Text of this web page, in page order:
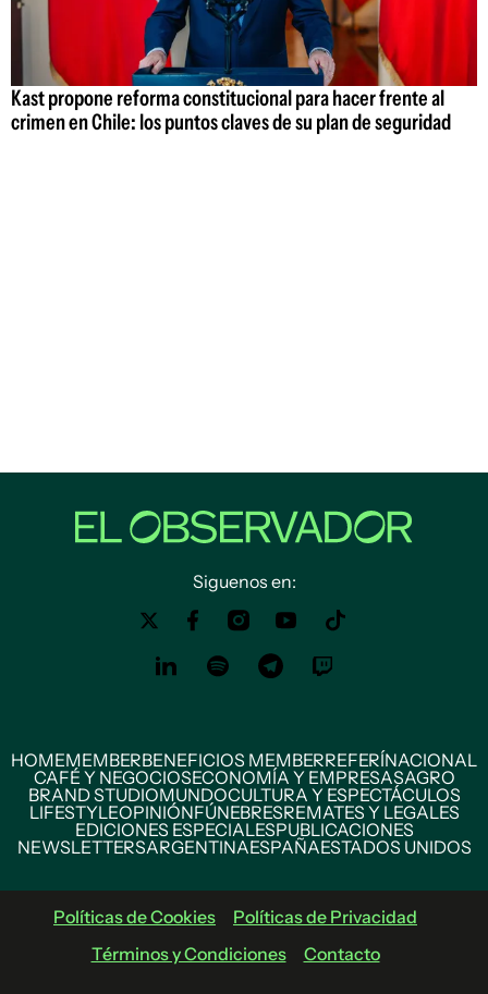
Kast propone reforma constitucional para hacer frente al
crimen en Chile: los puntos claves de su plan de seguridad
Siguenos en:
HOMEMEMBERBENEFICIOS MEMBERREFERÍNACIONAL
CAFÉ Y NEGOCIOSECONOMÍA Y EMPRESASAGRO
BRAND STUDIOMUNDOCULTURA Y ESPECTÁCULOS
LIFESTYLEOPINIÓNFÚNEBRESREMATES Y LEGALES
EDICIONES ESPECIALESPUBLICACIONES
NEWSLETTERSARGENTINAESPAÑAESTADOS UNIDOS
Políticas de Cookies
Políticas de Privacidad
Términos y Condiciones
Contacto